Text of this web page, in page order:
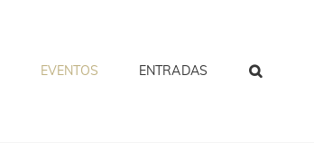
EVENTOS ENTRADAS